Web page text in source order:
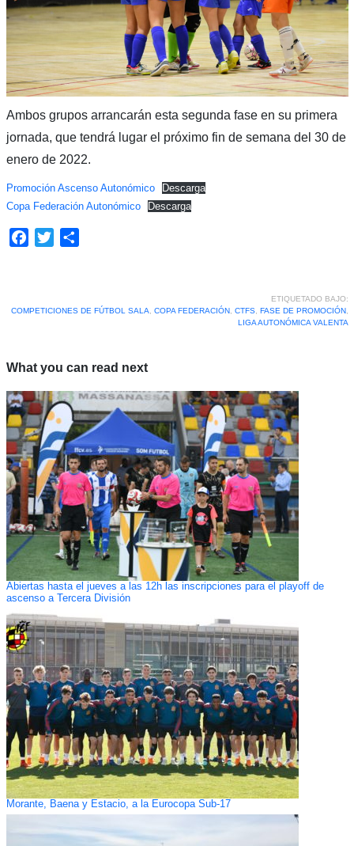
Ambos grupos arrancarán esta segunda fase en su primera
jornada, que tendrá lugar el próximo fin de semana del 30 de
enero de 2022.
Promoción Ascenso Autonómico
Descarga
Copa Federación Autonómico
Descarga
Facebook
Twitter
ETIQUETADO BAJO:
COMPETICIONES DE FÚTBOL SALA
COPA FEDERACIÓN, CTFS, FASE DE PROMOCIÓN,
LIGA AUTONÓMICA VALENTA
What you can read next
Abiertas hasta el jueves a las 12h las inscripciones para el playoff de
ascenso a Tercera División
Morante, Baena y Estacio, a la Eurocopa Sub-17